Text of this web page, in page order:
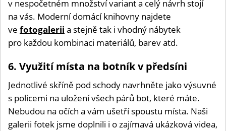
v nespočetném množství variant a celý návrh stojí
na vás. Moderní domácí knihovny najdete
ve fotogalerii a stejně tak i vhodný nábytek
pro každou kombinaci materiálů, barev atd.
6. Využití místa na botník v předsíni
Jednotlivé skříně pod schody navrhněte jako výsuvné
s policemi na uložení všech párů bot, které máte.
Nebudou na očích a vám ušetří spoustu místa. Naši
galerii fotek jsme doplnili i o zajímavá ukázková videa,